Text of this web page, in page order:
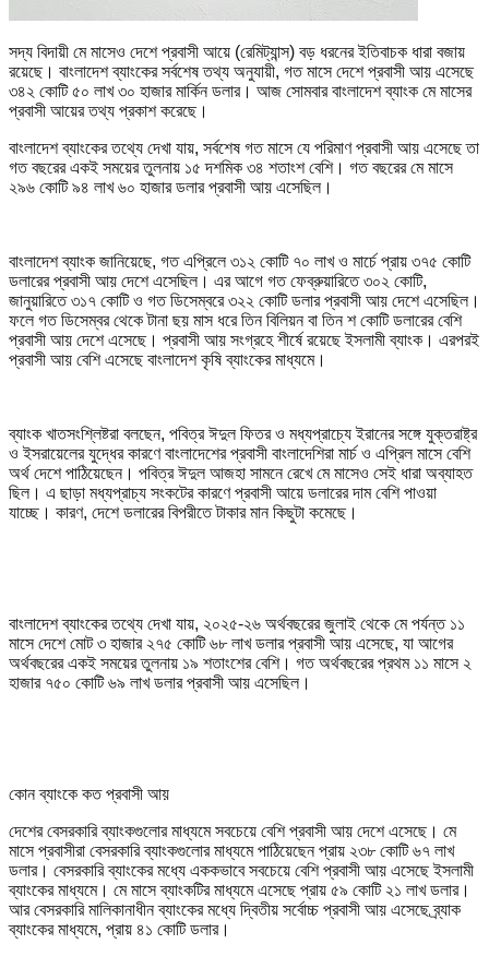
সদ্য বিদায়ী মে মাসেও দেশে প্রবাসী আয়ে (রেমিট্যান্স) বড় ধরনের ইতিবাচক ধারা বজায়
রয়েছে। বাংলাদেশ ব্যাংকের সর্বশেষ তথ্য অনুযায়ী, গত মাসে দেশে প্রবাসী আয় এসেছে
৩৪২ কোটি ৫০ লাখ ৩০ হাজার মার্কিন ডলার। আজ সোমবার বাংলাদেশ ব্যাংক মে মাসের
প্রবাসী আয়ের তথ্য প্রকাশ করেছে।
বাংলাদেশ ব্যাংকের তথ্যে দেখা যায়, সর্বশেষ গত মাসে যে পরিমাণ প্রবাসী আয় এসেছে তা
গত বছরের একই সময়ের তুলনায় ১৫ দশমিক ৩৪ শতাংশ বেশি। গত বছরের মে মাসে
২৯৬ কোটি ৯৪ লাখ ৬০ হাজার ডলার প্রবাসী আয় এসেছিল।
বাংলাদেশ ব্যাংক জানিয়েছে, গত এপ্রিলে ৩১২ কোটি ৭০ লাখ ও মার্চে প্রায় ৩৭৫ কোটি
ডলারের প্রবাসী আয় দেশে এসেছিল। এর আগে গত ফেব্রুয়ারিতে ৩০২ কোটি,
জানুয়ারিতে ৩১৭ কোটি ও গত ডিসেম্বরে ৩২২ কোটি ডলার প্রবাসী আয় দেশে এসেছিল।
ফলে গত ডিসেম্বর থেকে টানা ছয় মাস ধরে তিন বিলিয়ন বা তিন শ কোটি ডলারের বেশি
প্রবাসী আয় দেশে এসেছে। প্রবাসী আয় সংগ্রহে শীর্ষে রয়েছে ইসলামী ব্যাংক। এরপরই
প্রবাসী আয় বেশি এসেছে বাংলাদেশ কৃষি ব্যাংকের মাধ্যমে।
ব্যাংক খাতসংশ্লিষ্টরা বলছেন, পবিত্র ঈদুল ফিতর ও মধ্যপ্রাচ্যে ইরানের সঙ্গে যুক্তরাষ্ট্র
ও ইসরায়েলের যুদ্ধের কারণে বাংলাদেশের প্রবাসী বাংলাদেশিরা মার্চ ও এপ্রিল মাসে বেশি
অর্থ দেশে পাঠিয়েছেন। পবিত্র ঈদুল আজহা সামনে রেখে মে মাসেও সেই ধারা অব্যাহত
ছিল। এ ছাড়া মধ্যপ্রাচ্য সংকটের কারণে প্রবাসী আয়ে ডলারের দাম বেশি পাওয়া
যাচ্ছে। কারণ, দেশে ডলারের বিপরীতে টাকার মান কিছুটা কমেছে।
বাংলাদেশ ব্যাংকের তথ্যে দেখা যায়, ২০২৫-২৬ অর্থবছরের জুলাই থেকে মে পর্যন্ত ১১
মাসে দেশে মোট ৩ হাজার ২৭৫ কোটি ৬৮ লাখ ডলার প্রবাসী আয় এসেছে, যা আগের
অর্থবছরের একই সময়ের তুলনায় ১৯ শতাংশের বেশি। গত অর্থবছরের প্রথম ১১ মাসে ২
হাজার ৭৫০ কোটি ৬৯ লাখ ডলার প্রবাসী আয় এসেছিল।
কোন ব্যাংকে কত প্রবাসী আয়
দেশের বেসরকারি ব্যাংকগুলোর মাধ্যমে সবচেয়ে বেশি প্রবাসী আয় দেশে এসেছে। মে
মাসে প্রবাসীরা বেসরকারি ব্যাংকগুলোর মাধ্যমে পাঠিয়েছেন প্রায় ২৩৮ কোটি ৬৭ লাখ
ডলার। বেসরকারি ব্যাংকের মধ্যে এককভাবে সবচেয়ে বেশি প্রবাসী আয় এসেছে ইসলামী
ব্যাংকের মাধ্যমে। মে মাসে ব্যাংকটির মাধ্যমে এসেছে প্রায় ৫৯ কোটি ২১ লাখ ডলার।
আর বেসরকারি মালিকানাধীন ব্যাংকের মধ্যে দ্বিতীয় সর্বোচ্চ প্রবাসী আয় এসেছে ব্র্যাক
ব্যাংকের মাধ্যমে, প্রায় ৪১ কোটি ডলার।